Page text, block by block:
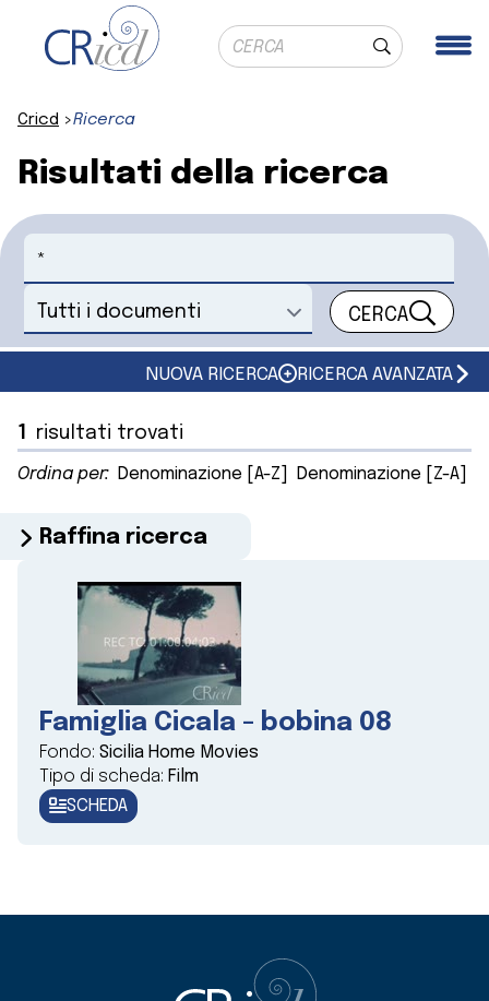
Ricerca globale
Cerca
Cricd Ricerca
Risultati della ricerca
Cerca
Seleziona un documento CERCA
NUOVA RICERCA RICERCA AVANZATA
1 risultati trovati
Ordina per: Denominazione [A-Z] Denominazione [Z-A]
Raffina ricerca
Famiglia Cicala - bobina 08
Fondo: Sicilia Home Movies
Tipo di scheda: Film
SCHEDA